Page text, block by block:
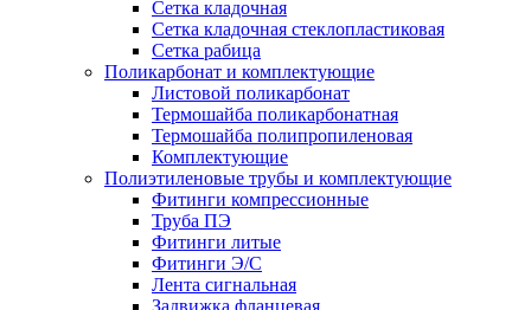
Сетка кладочная
Сетка кладочная стеклопластиковая
Сетка рабица
Поликарбонат и комплектующие
Листовой поликарбонат
Термошайба поликарбонатная
Термошайба полипропиленовая
Комплектующие
Полиэтиленовые трубы и комплектующие
Фитинги компрессионные
Труба ПЭ
Фитинги литые
Фитинги Э/С
Лента сигнальная
Задвижка фланцевая